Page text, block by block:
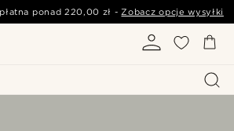
ponad220,00 zł -Zobacz opcje wysyłki